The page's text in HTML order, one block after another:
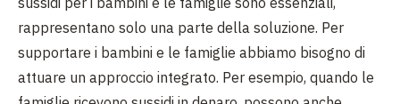
rappresentano solo una parte della soluzione. Per
supportare i bambini e le famiglie abbiamo bisogno di
attuare un approccio integrato. Per esempio, quando le